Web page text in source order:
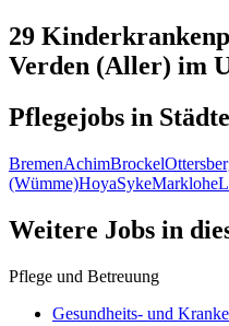
29
Verden (Aller) im
Pflegejobs in
BremenAchimBrockel
(Wümme)HoyaSykeMarklohe
Weitere Jobs in
Pflege und Betreuung
Gesundheits- und